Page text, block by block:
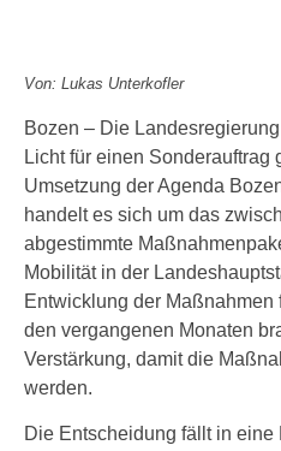
Von: Lukas Unterkofler
Bozen – Die
Licht für einen Sonderauftrag
Umsetzung der Agenda
handelt es sich um das
abgestimmte
Mobilität in der
Entwicklung der Maßnahmen
den vergangenen Monaten
Verstärkung, damit die
werden.
Die Entscheidung fällt in